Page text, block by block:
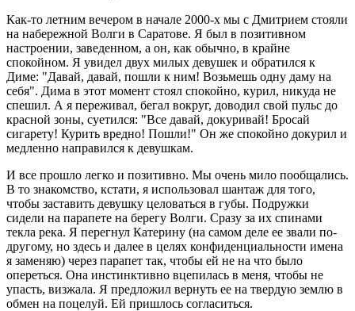
Как-то летним вечером в начале 2000-х мы с Дмитрием стояли
на набережной Волги в Саратове. Я был в позитивном
настроении, заведенном, а он, как обычно, в крайне
спокойном. Я увидел двух милых девушек и обратился к
Диме: "Давай, давай, пошли к ним! Возьмешь одну даму на
себя". Дима в этот момент стоял спокойно, курил, никуда не
спешил. А я переживал, бегал вокруг, доводил свой пульс до
красной зоны, суетился: "Все давай, докуривай! Бросай
сигарету! Курить вредно! Пошли!" Он же спокойно докурил и
медленно направился к девушкам.
И все прошло легко и позитивно. Мы очень мило пообщались.
В то знакомство, кстати, я использовал шантаж для того,
чтобы заставить девушку целоваться в губы. Подружки
сидели на парапете на берегу Волги. Сразу за их спинами
текла река. Я перегнул Катерину (на самом деле ее звали по-
другому, но здесь и далее в целях конфиденциальности имена
я заменяю) через парапет так, чтобы ей не на что было
опереться. Она инстинктивно вцепилась в меня, чтобы не
упасть, визжала. Я предложил вернуть ее на твердую землю в
обмен на поцелуй. Ей пришлось согласиться.